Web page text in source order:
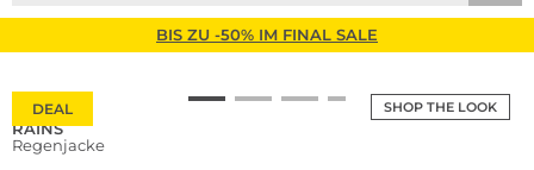
BIS ZU -50% IM FINAL SALE
SHOP THE LOOK
DEAL
RAINS
Regenjacke